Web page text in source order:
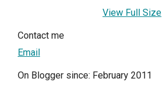
View Full Size
Contact me
Email
On Blogger since: February 2011